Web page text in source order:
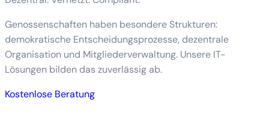
Genossenschaften haben besondere Strukturen:
demokratische Entscheidungsprozesse, dezentrale
Organisation und Mitgliederverwaltung. Unsere IT-
Lösungen bilden das zuverlässig ab.
Kostenlose Beratung